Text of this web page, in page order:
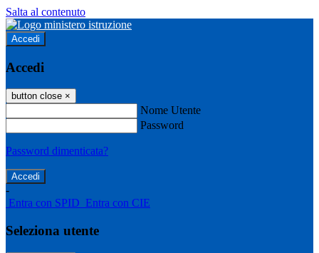
Salta al contenuto
Accedi
Accedi
button close ×
Nome Utente
Password
Password dimenticata?
-
Entra con SPID Entra con CIE
Seleziona utente